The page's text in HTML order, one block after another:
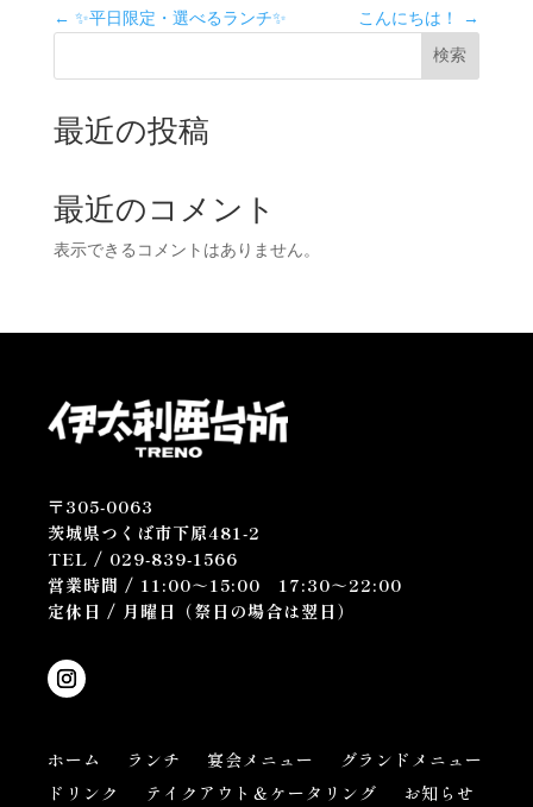
← ✨平日限定・選べるランチ✨ こんにちは！
→
検索
最近の投稿
最近のコメント
表示できるコメントはありません。
〒305-0063
茨城県つくば市下原481-2
TEL / 029-839-1566
営業時間 / 11:00～15:00 17:30～22:00
定休日 / 月曜日（祭日の場合は翌日）
ホーム ランチ 宴会メニュー
グランドメニュー
ドリンク
テイクアウト＆ケータリング お知らせ